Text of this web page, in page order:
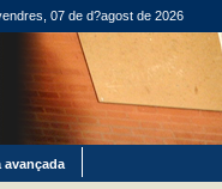
07 de d?agost de 2026
avançada